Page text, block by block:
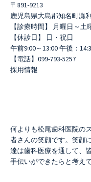
〒891-9213
鹿児島県大島郡知名町瀬
【診療時間】 月曜日～土
【休診日】 日・祝日
午前9:00～13:00 午後：
【電話】099-793-5257
採用情報
何よりも松尾歯科医院の
者さんの笑顔です。笑顔
達は歯科医療を通して、
手伝いができたらと考え